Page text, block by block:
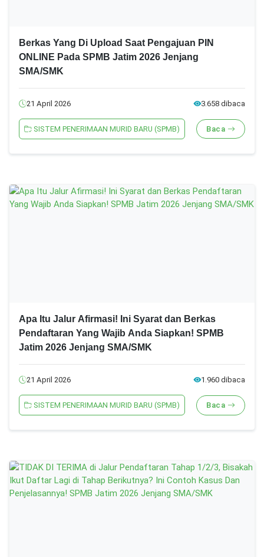
Berkas Yang Di Upload Saat Pengajuan PIN
ONLINE Pada SPMB Jatim 2026 Jenjang
SMA/SMK
21 April 2026 3.658 dibaca
SISTEM PENERIMAAN MURID BARU (SPMB) Baca
Apa Itu Jalur Afirmasi! Ini Syarat dan Berkas
Pendaftaran Yang Wajib Anda Siapkan! SPMB
Jatim 2026 Jenjang SMA/SMK
21 April 2026 1.960 dibaca
SISTEM PENERIMAAN MURID BARU (SPMB) Baca